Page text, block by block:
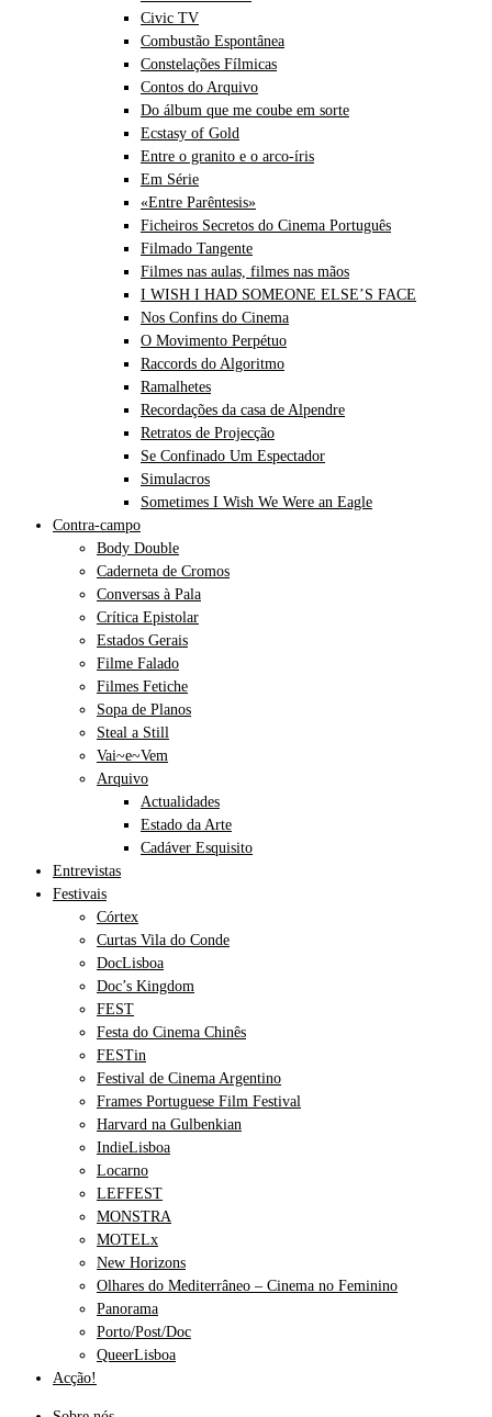
Civic TV
Combustão Espontânea
Constelações Fílmicas
Contos do Arquivo
Do álbum que me coube em sorte
Ecstasy of Gold
Entre o granito e o arco-íris
Em Série
«Entre Parêntesis»
Ficheiros Secretos do Cinema Português
Filmado Tangente
Filmes nas aulas, filmes nas mãos
I WISH I HAD SOMEONE ELSE’S FACE
Nos Confins do Cinema
O Movimento Perpétuo
Raccords do Algoritmo
Ramalhetes
Recordações da casa de Alpendre
Retratos de Projecção
Se Confinado Um Espectador
Simulacros
Sometimes I Wish We Were an Eagle
Contra-campo
Body Double
Caderneta de Cromos
Conversas à Pala
Crítica Epistolar
Estados Gerais
Filme Falado
Filmes Fetiche
Sopa de Planos
Steal a Still
Vai~e~Vem
Arquivo
Actualidades
Estado da Arte
Cadáver Esquisito
Entrevistas
Festivais
Córtex
Curtas Vila do Conde
DocLisboa
Doc’s Kingdom
FEST
Festa do Cinema Chinês
FESTin
Festival de Cinema Argentino
Frames Portuguese Film Festival
Harvard na Gulbenkian
IndieLisboa
Locarno
LEFFEST
MONSTRA
MOTELx
New Horizons
Olhares do Mediterrâneo – Cinema no Feminino
Panorama
Porto/Post/Doc
QueerLisboa
Acção!